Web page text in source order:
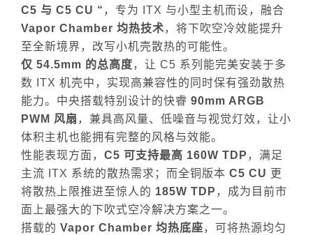
C5 与 C5 CU “ ，专为 ITX 与小型主机而设，融合
Vapor Chamber 均热技术，将下吹空冷效能提升
至全新境界，改写小机壳散热的可能性。
仅 54.5mm 的总高度，让 C5 系列能完美安装于多
数 ITX 机壳中，实现高兼容性的同时保有强劲散热
能力。中央搭载特别设计的快睿 90mm ARGB
PWM 风扇 ，兼具高风量、低噪音与视觉灯效，让小
体积主机也能拥有完整的风格与效能。
性能表现方面， C5 可支持最高 160W TDP ，满足
主流
ITX 系统的散热需求；而全铜版本 C5 CU 更
将散热上限推进至惊人的 185W TDP ，成为目前市
面上最强大的下吹式空冷解决方案之一。
搭载的 Vapor Chamber 均热底座，可将热源均匀